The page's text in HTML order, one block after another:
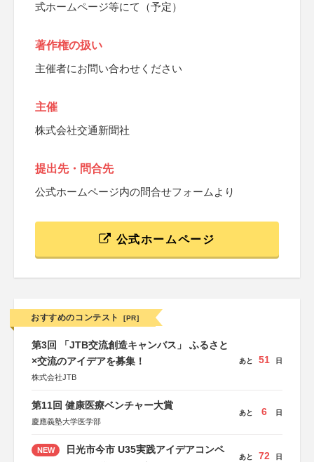
式ホームページ等にて（予定）
著作権の扱い
主催者にお問い合わせください
主催
株式会社交通新聞社
提出先・問合先
公式ホームページ内の問合せフォームより
公式ホームページ
おすすめのコンテスト [PR]
第3回 「JTB交流創造キャンバス」 ふるさと
×交流のアイデアを募集！
株式会社JTB
あと 51 日
第11回 健康医療ベンチャー大賞
慶應義塾大学医学部
あと 6 日
NEW 日光市今市 U35実践アイデアコンペ
あと 72 日